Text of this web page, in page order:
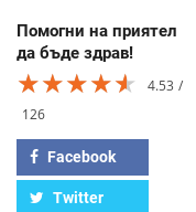
Помогни на приятел
да бъде здрав!
★★★★★
★★★★★
★★★★★
4.53
126
Facebook
Twitter